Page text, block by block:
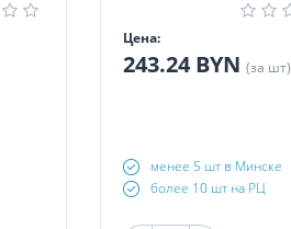
Цена:
243.24 BYN (за шт)
менее 5 шт в Минске
более 10 шт на РЦ